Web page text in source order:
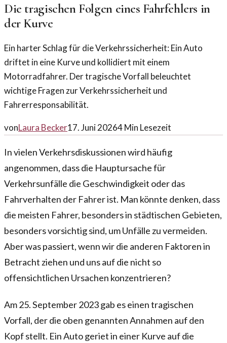
Die tragischen Folgen eines Fahrfehlers in
der Kurve
Ein harter Schlag für die Verkehrssicherheit: Ein Auto
driftet in eine Kurve und kollidiert mit einem
Motorradfahrer. Der tragische Vorfall beleuchtet
wichtige Fragen zur Verkehrssicherheit und
Fahrerresponsabilität.
vonLaura Becker17. Juni 20264Min Lesezeit
In vielen Verkehrsdiskussionen wird häufig
angenommen, dass die Hauptursache für
Verkehrsunfälle die Geschwindigkeit oder das
Fahrverhalten der Fahrer ist. Man könnte denken, dass
die meisten Fahrer, besonders in städtischen Gebieten,
besonders vorsichtig sind, um Unfälle zu vermeiden.
Aber was passiert, wenn wir die anderen Faktoren in
Betracht ziehen und uns auf die nicht so
offensichtlichen Ursachen konzentrieren?
Am 25. September 2023 gab es einen tragischen
Vorfall, der die oben genannten Annahmen auf den
Kopf stellt. Ein Auto geriet in einer Kurve auf die